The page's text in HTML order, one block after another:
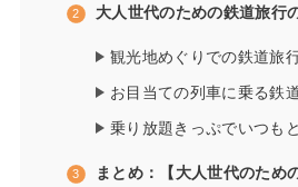
大人世代のための鉄道旅行
観光地めぐりでの鉄道旅
お目当ての列車に乗る鉄
乗り放題きっぷでいつも
まとめ：【大人世代のため